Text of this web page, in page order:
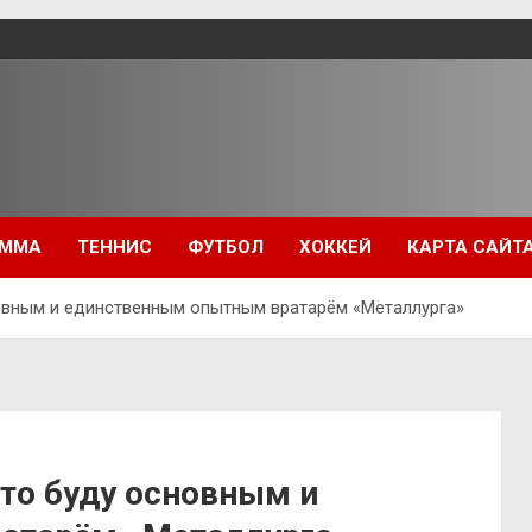
ММА ТЕННИС ФУТБОЛ ХОККЕЙ КАРТА
и единственным опытным вратарём «Металлурга»
буду основным и